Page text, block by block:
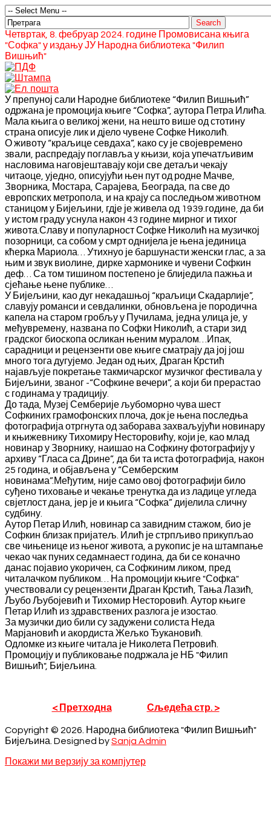
Четвртак, 8. фебруар 2024. године Промовисана књига
"Софка" у издању ЈУ Народна библиотека "Филип
Вишњић"
У препуној сали Народне библиотеке “Филип Вишњић”
одржана је промоција књиге “Софка”, аутора Петра Илића.
Мала књига о великој жени, на нешто више од стотину
страна описује лик и дјело чувене Софке Николић.
О животу “краљице севдаха”, како су је својевремено
звали, распредају поглавља у књизи, која упечатљивим
насловима наговјештавају који све детаљи чекају
читаоце, уједно, описујући њен пут од родне Мачве,
Зворника, Мостара, Сарајева, Београда, па све до
европских метропола, и на крају са последњом животном
станицом у Бијељини, гдје је живела од 1939.године, да би
у истом граду уснула након 43 године мирног и тихог
живота.Славу и популарност Софке Николић на музичкој
позорници, са собом у смрт однијела је њена јединица
кћерка Мариола… Утихнуо је баршунасти женски глас, а за
њим и звук виолине, дирке хармонике и чувени Софкин
деф… Са том тишином постепено је блиједила пажња и
сјећање њене публике…
У Бијељини, као дуг некадашњој “краљици Скадарлије”,
славују романси и севдалинки, обновљена је породична
капела на старом гробљу у Пучилама, једна улица је, у
међувремену, названа по Софки Николић, а стари зид
градског биоскопа осликан њеним муралом…Ипак,
сарадници и рецензенти ове књиге сматрају да јој још
много тога дугујемо. Један од њих, Драган Крстић
најављује покретање такмичарског музичког фестивала у
Бијељини, званог -“Софкине вечери”, а који би прерастао
с годинама у традицију.
До тада, Музеј Семберије љубоморно чува шест
Софкиних грамофонских плоча, док је њена последња
фотографија отргнута од заборава захваљујући новинару
и књижевнику Тихомиру Несторовићу, који је, као млад
новинар у Зворнику, наишао на Софкину фотографију у
архиву “Гласа са Дрине”, да би та иста фотографија, након
25 година, и објављена у “Семберским
новинама”.Међутим, није само овој фотографији било
суђено тиховање и чекање тренутка да из ладице угледа
свјетлост дана, јер је и књига “Софка” дијелила сличну
судбину.
Аутор Петар Илић, новинар са завидним стажом, био је
Софкин близак пријатељ. Илић је стрпљиво прикупљао
све чињенице из њеног живота, а рукопис је на штампање
чекао чак пуних седамнаест година, да би се коначно
данас појавио укоричен, са Софкиним ликом, пред
читалачком публиком… На промоцији књиге "Софка"
учествовали су рецензенти Драган Крстић, Тања Лазић,
Љубо Љубојевић и Тихомир Несторовић. Аутор књиге
Петар Илић из здравствених разлога је изостао.
За музички дио били су задужени солиста Неда
Марјановић и акордиста Жељко Ђукановић.
Одломке из књиге читала је Николета Петровић.
Промоцију и публиковање подржала је НБ "Филип
Вишњић", Бијељина.
< Претходна Сљедећа стр. >
Copyright © 2026. Народна библиотека "Филип Вишњић"
Бијељина. Designed bySanja Admin
Покажи ми верзију за компјутер